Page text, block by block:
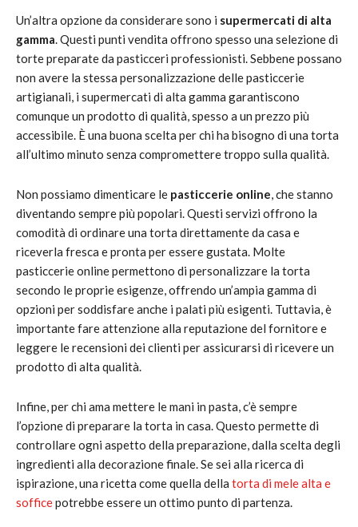
Un’altra opzione da considerare sono i supermercati di alta
gamma. Questi punti vendita offrono spesso una selezione di
torte preparate da pasticceri professionisti. Sebbene possano
non avere la stessa personalizzazione delle pasticcerie
artigianali, i supermercati di alta gamma garantiscono
comunque un prodotto di qualità, spesso a un prezzo più
accessibile. È una buona scelta per chi ha bisogno di una torta
all’ultimo minuto senza compromettere troppo sulla qualità.
Non possiamo dimenticare le pasticcerie online, che stanno
diventando sempre più popolari. Questi servizi offrono la
comodità di ordinare una torta direttamente da casa e
riceverla fresca e pronta per essere gustata. Molte
pasticcerie online permettono di personalizzare la torta
secondo le proprie esigenze, offrendo un’ampia gamma di
opzioni per soddisfare anche i palati più esigenti. Tuttavia, è
importante fare attenzione alla reputazione del fornitore e
leggere le recensioni dei clienti per assicurarsi di ricevere un
prodotto di alta qualità.
Infine, per chi ama mettere le mani in pasta, c’è sempre
l’opzione di preparare la torta in casa. Questo permette di
controllare ogni aspetto della preparazione, dalla scelta degli
ingredienti alla decorazione finale. Se sei alla ricerca di
ispirazione, una ricetta come quella della torta di mele alta e
sofficepotrebbe essere un ottimo punto di partenza.